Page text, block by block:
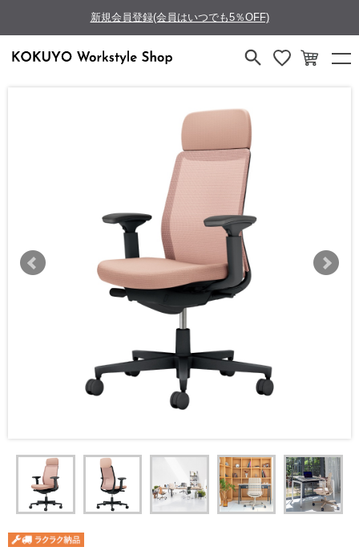
新規会員登録(会員はいつでも5％OFF)